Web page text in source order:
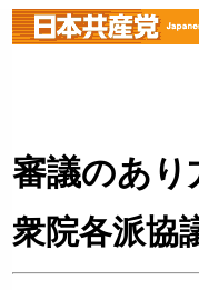
審議のあり
衆院各派協